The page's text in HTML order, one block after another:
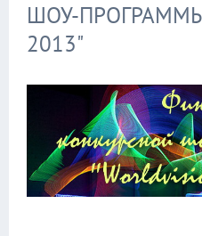
ШОУ-ПРОГРАММЫ
2013"